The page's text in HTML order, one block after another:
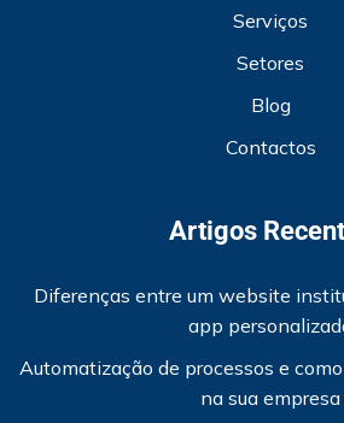
Serviços
Setores
Blog
Contactos
Artigos
Diferenças entre um website
app
Automatização de processos e
na sua empresa